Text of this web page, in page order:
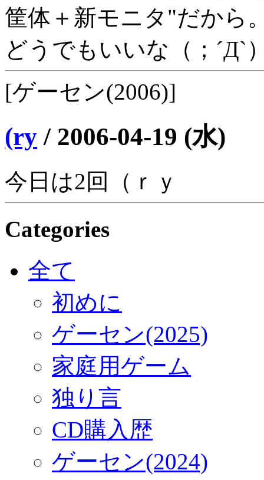
筐体＋新モニタ"だから
どうでもいいな（；´Д`
[ゲーセン(2006)]
(ry / 2006-04-19 (水)
今日は2回（ｒｙ
Categories
全て
初めに
ゲーセン(2025)
家庭用ゲーム
独り言
CD購入歴
ゲーセン(2024)